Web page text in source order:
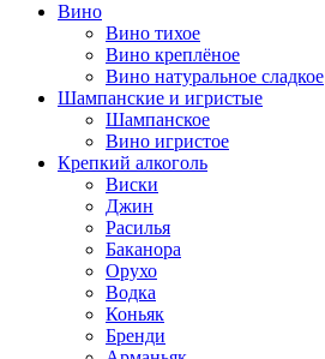
Вино
Вино тихое
Вино креплёное
Вино натуральное сладкое
Шампанские и игристые
Шампанское
Вино игристое
Крепкий алкоголь
Виски
Джин
Расилья
Баканора
Орухо
Водка
Коньяк
Бренди